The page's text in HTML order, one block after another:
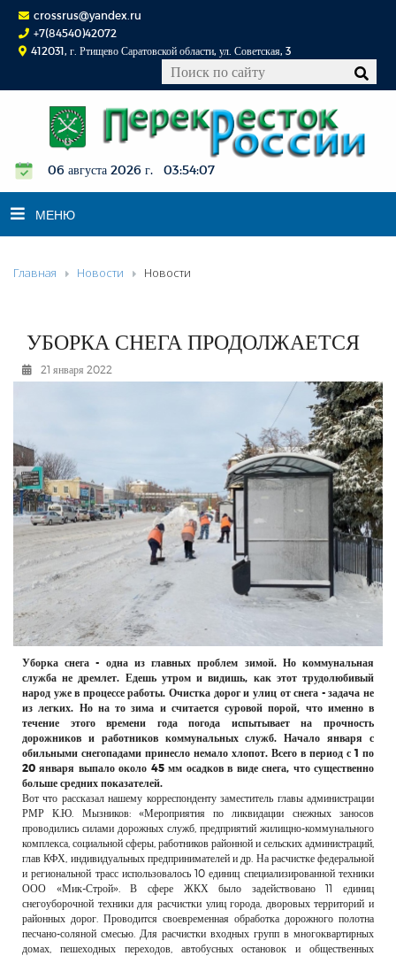
crossrus@yandex.ru
+7(84540)42072
412031, г. Ртищево Саратовской области, ул. Советская, 3
06 августа 2026 г. 03:54:08
МЕНЮ
НОВОСТИ
К СВЕДЕНИЮ
ФОТОРЕПОРТАЖИ
ОБЪЯВЛЕНИЯ
КОНТАКТЫ
Главная Новости Новости
УБОРКА СНЕГА ПРОДОЛЖАЕТСЯ
21 января 2022
Уборка снега - одна из главных проблем зимой. Но коммунальная
служба не дремлет. Едешь утром и видишь, как этот трудолюбивый
народ уже в процессе работы. Очистка дорог и улиц от снега - задача не
из легких. Но на то зима и считается суровой порой, что именно в
течение этого времени года погода испытывает на прочность
дорожников и работников коммунальных служб. Начало января с
обильными снегопадами принесло немало хлопот. Всего в период с 1 по
20 января выпало около 45 мм осадков в виде снега, что существенно
больше средних показателей.
Вот что рассказал нашему корреспонденту заместитель главы администрации
РМР К.Ю. Мызников: «Мероприятия по ликвидации снежных заносов
проводились силами дорожных служб, предприятий жилищно-коммунального
комплекса, социальной сферы, работников районной и сельских администраций,
глав КФХ, индивидуальных предпринимателей и др. На расчистке федеральной
и региональной трасс использовалось 10 единиц специализированной техники
ООО «Мик-Строй». В сфере ЖКХ было задействовано 11 единиц
снегоуборочной техники для расчистки улиц города, дворовых территорий и
районных дорог. Проводится своевременная обработка дорожного полотна
песчано-соляной смесью. Для расчистки входных групп в многоквартирных
домах, пешеходных переходов, автобусных остановок и общественных